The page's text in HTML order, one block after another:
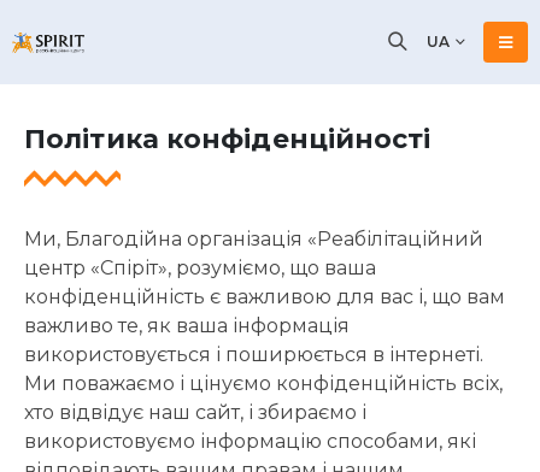
UA
Політика конфіденційності
Ми, Благодійна організація «Реабілітаційний
центр «Спіріт», розуміємо, що ваша
конфіденційність є важливою для вас і, що вам
важливо те, як ваша інформація
використовується і поширюється в інтернеті.
Ми поважаємо і цінуємо конфіденційність всіх,
хто відвідує наш сайт, і збираємо і
використовуємо інформацію способами, які